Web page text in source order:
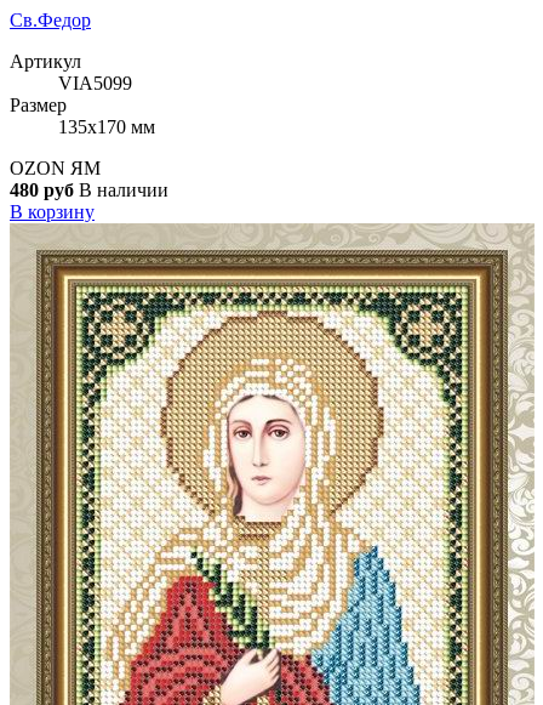
Cв.Федор
Артикул
VIA5099
Размер
135x170 мм
OZON ЯМ
480 руб В наличии
В корзину